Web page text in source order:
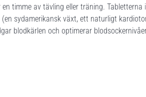
timme av tävling eller träning. Tabletterna
sydamerikansk växt, ett naturligt
blodkärlen och optimerar